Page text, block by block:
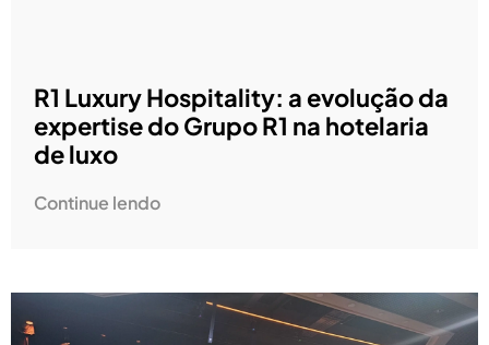
R1 Luxury Hospitality: a evolução da
expertise do Grupo R1 na hotelaria
de luxo
Continue lendo